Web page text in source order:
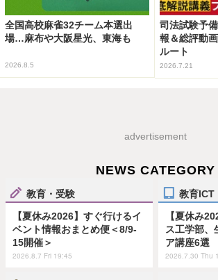
全国高校麻雀32チーム本選出
場…麻布や大阪星光、東海も
2026.8.5
司法試験予
報＆総評動
ルート
2026.7.21
advertisement
NEWS CATEGORY
教育・受験
【夏休み2026】すぐ行けるイ
ベント情報おまとめ便＜8/9-
15開催＞
2026.8.7 Fri 19:45
教育ICT
【夏休み
ス工学部、
ア講座6選
2026.7.30 Thu